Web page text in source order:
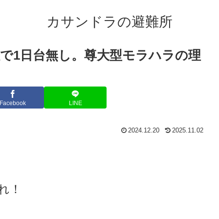
カサンドラの避難所
1日台無し。尊大型モラハラの理
Facebook LINE
2024.12.20 2025.11.02
！